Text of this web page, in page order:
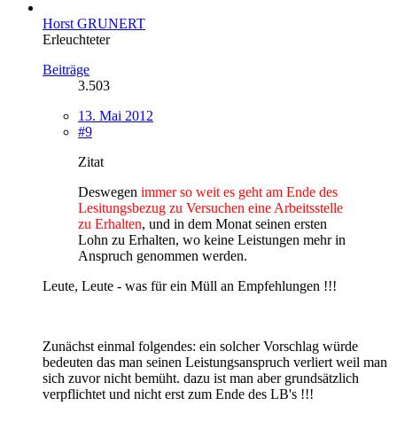
Horst GRUNERT
Erleuchteter
Beiträge
3.503
13. Mai 2012
#9
Zitat
Deswegen immer so weit es geht am Ende des
Lesitungsbezug zu Versuchen eine Arbeitsstelle
zu Erhalten, und in dem Monat seinen ersten
Lohn zu Erhalten, wo keine Leistungen mehr in
Anspruch genommen werden.
Leute, Leute - was für ein Müll an Empfehlungen !!!
Zunächst einmal folgendes: ein solcher Vorschlag würde
bedeuten das man seinen Leistungsanspruch verliert weil man
sich zuvor nicht bemüht. dazu ist man aber grundsätzlich
verpflichtet und nicht erst zum Ende des LB's !!!